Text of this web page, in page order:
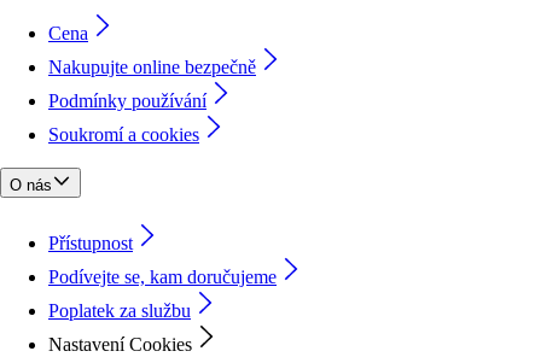
Cena
Nakupujte online bezpečně
Podmínky používání
Soukromí a cookies
O nás
Přístupnost
Podívejte se, kam doručujeme
Poplatek za službu
Nastavení Cookies